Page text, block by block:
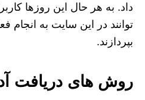
داد. به هر حال این روزها
توانند در این سایت به
بپردازند.
روش های دریافت